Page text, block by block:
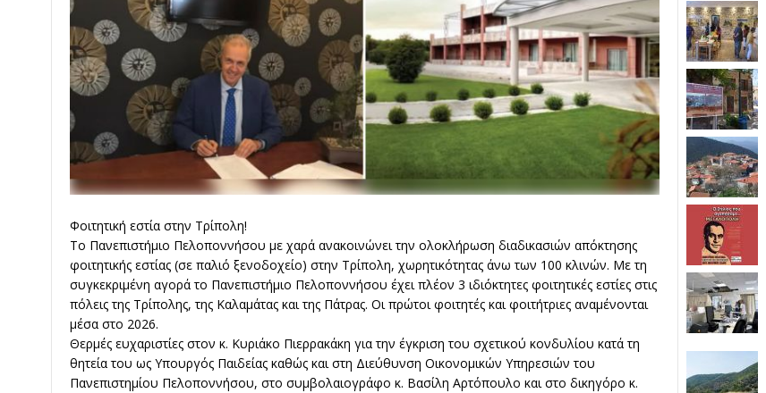
Φοιτητική εστία στην Τρίπολη!
Το Πανεπιστήμιο Πελοποννήσου με χαρά ανακοινώνει την ολοκλήρωση διαδικασιών απόκτησης
φοιτητικής εστίας (σε παλιό ξενοδοχείο) στην Τρίπολη, χωρητικότητας άνω των 100 κλινών. Με τη
συγκεκριμένη αγορά το Πανεπιστήμιο Πελοποννήσου έχει πλέον 3 ιδιόκτητες φοιτητικές εστίες στις
πόλεις της Τρίπολης, της Καλαμάτας και της Πάτρας. Οι πρώτοι φοιτητές και φοιτήτριες αναμένονται
μέσα στο 2026.
Θερμές ευχαριστίες στον κ. Κυριάκο Πιερρακάκη για την έγκριση του σχετικού κονδυλίου κατά τη
θητεία του ως Υπουργός Παιδείας καθώς και στη Διεύθυνση Οικονομικών Υπηρεσιών του
Πανεπιστημίου Πελοποννήσου, στο συμβολαιογράφο κ. Βασίλη Αρτόπουλο και στο δικηγόρο κ.